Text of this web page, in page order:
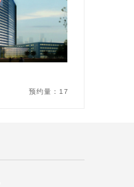
预约量： 17